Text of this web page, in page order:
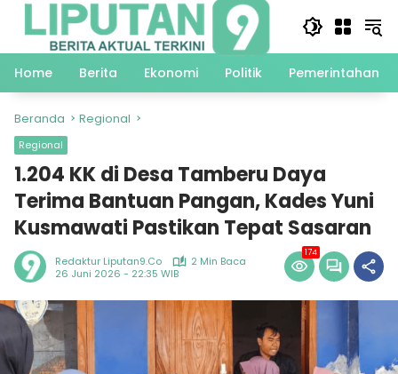
Langsung
Home
Berita Ekonomi Politik Pemerintahan
Beranda Regional
Regional
1.204 KK di Desa Tamberu Daya
Terima Bantuan Pangan, Kades Yuni
Kusmawati Pastikan Tepat Sasaran
Redaktur Liputan9.co
2 Min Baca
26 Juni 2026 - 22:35 WIB
174